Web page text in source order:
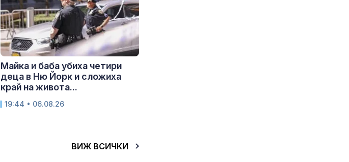
Майка и баба убиха четири
деца в Ню Йорк и сложиха
край на живота...
19:44 • 06.08.26
ВИЖ ВСИЧКИ